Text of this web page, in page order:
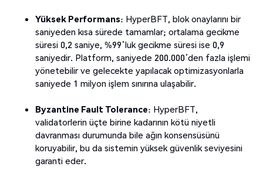
Yüksek Performans: HyperBFT, blok onaylarını bir
saniyeden kısa sürede tamamlar; ortalama gecikme
süresi 0,2 saniye, %99’luk gecikme süresi ise 0,9
saniyedir. Platform, saniyede 200.000’den fazla işlemi
yönetebilir ve gelecekte yapılacak optimizasyonlarla
saniyede 1 milyon işlem sınırına ulaşabilir.
Byzantine Fault Tolerance: HyperBFT,
validatorlerin üçte birine kadarının kötü niyetli
davranması durumunda bile ağın konsensüsünü
koruyabilir, bu da sistemin yüksek güvenlik seviyesini
garanti eder.